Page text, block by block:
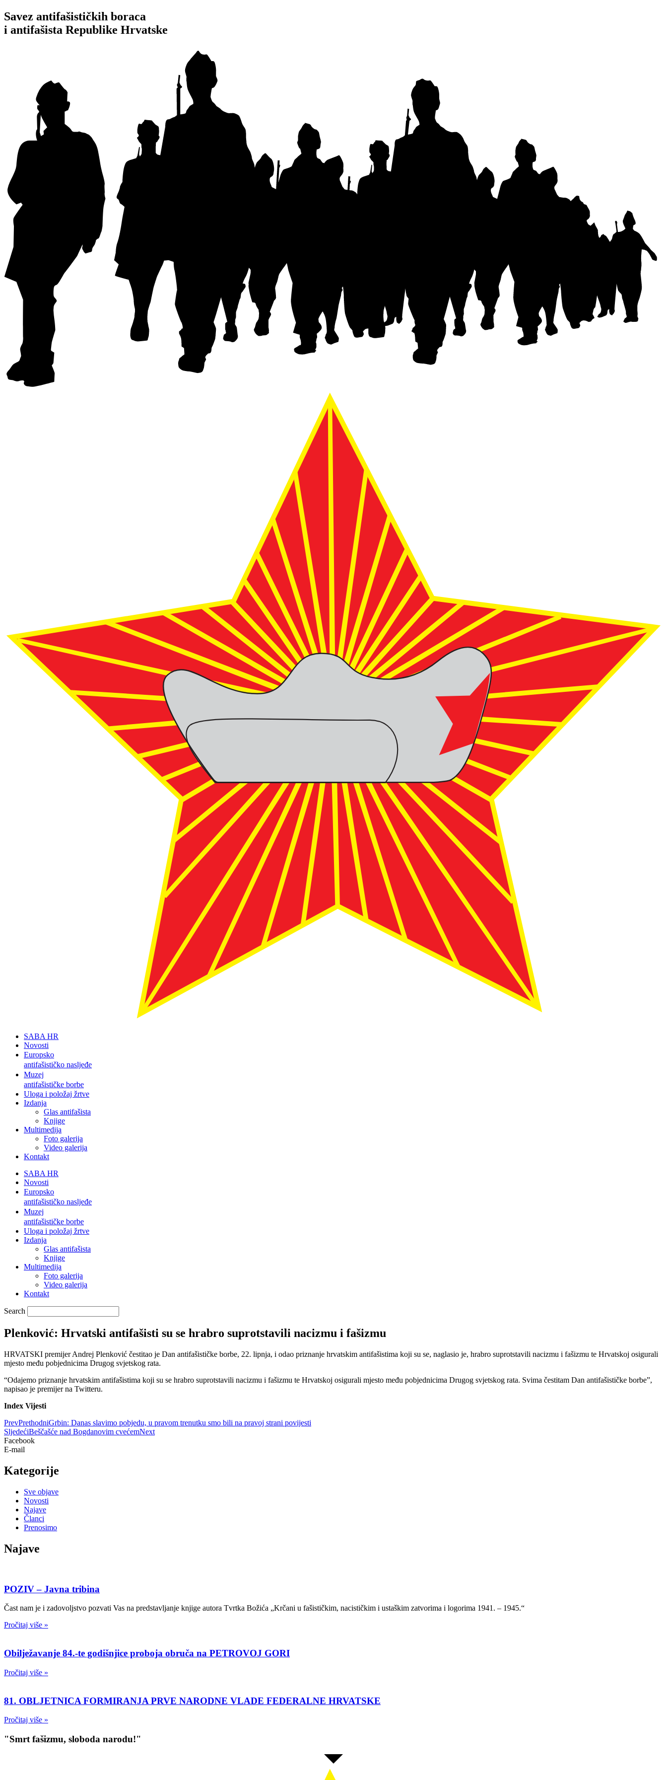
Idi
na
sadržaj
Savez antifašističkih boraca
i antifašista Republike Hrvatske
SABA HR
Novosti
Europsko
antifašističko nasljeđe
Muzej
antifašističke borbe
Uloga i položaj žrtve
Izdanja
Glas antifašista
Knjige
Multimedija
Foto galerija
Video galerija
Kontakt
SABA HR
Novosti
Europsko
antifašističko nasljeđe
Muzej
antifašističke borbe
Uloga i položaj žrtve
Izdanja
Glas antifašista
Knjige
Multimedija
Foto galerija
Video galerija
Kontakt
Search
Plenković: Hrvatski antifašisti su se hrabro suprotstavili nacizmu i fašizmu
HRVATSKI premijer Andrej Plenković čestitao je Dan antifašističke borbe, 22. lipnja, i odao priznanje hrvatskim antifašistima koji su se, naglasio je, hrabro suprotstavili nacizmu i fašizmu te Hrvatskoj osigurali
mjesto među pobjednicima Drugog svjetskog rata.
“Odajemo priznanje hrvatskim antifašistima koji su se hrabro suprotstavili nacizmu i fašizmu te Hrvatskoj osigurali mjesto među pobjednicima Drugog svjetskog rata. Svima čestitam Dan antifašističke borbe”,
napisao je premijer na Twitteru.
Index Vijesti
PrevPrethodniGrbin: Danas slavimo pobjedu, u pravom trenutku smo bili na pravoj strani povijesti
SljedećiBeščašće nad Bogdanovim cvećemNext
Facebook
E-mail
Kategorije
Sve objave
Novosti
Najave
Članci
Prenosimo
Najave
POZIV – Javna tribina
Čast nam je i zadovoljstvo pozvati Vas na predstavljanje knjige autora Tvrtka Božića „Krčani u fašističkim, nacističkim i ustaškim zatvorima i logorima 1941. – 1945.“
Pročitaj više »
Obilježavanje 84.-te godišnjice proboja obruča na PETROVOJ GORI
Pročitaj više »
81. OBLJETNICA FORMIRANJA PRVE NARODNE VLADE FEDERALNE HRVATSKE
Pročitaj više »
"Smrt fašizmu, sloboda narodu!"